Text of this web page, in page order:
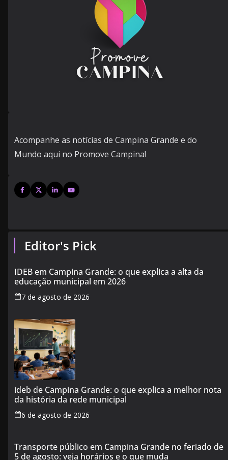
Acompanhe as notícias de Campina Grande e do
Mundo aqui no Promove Campina!
Editor's Pick
IDEB em Campina Grande: o que explica a alta da
educação municipal em 2026
7 de agosto de 2026
ideb de Campina Grande: o que explica a melhor nota
da história da rede municipal
6 de agosto de 2026
Transporte público em Campina Grande no feriado de
5 de agosto: veja horários e o que muda